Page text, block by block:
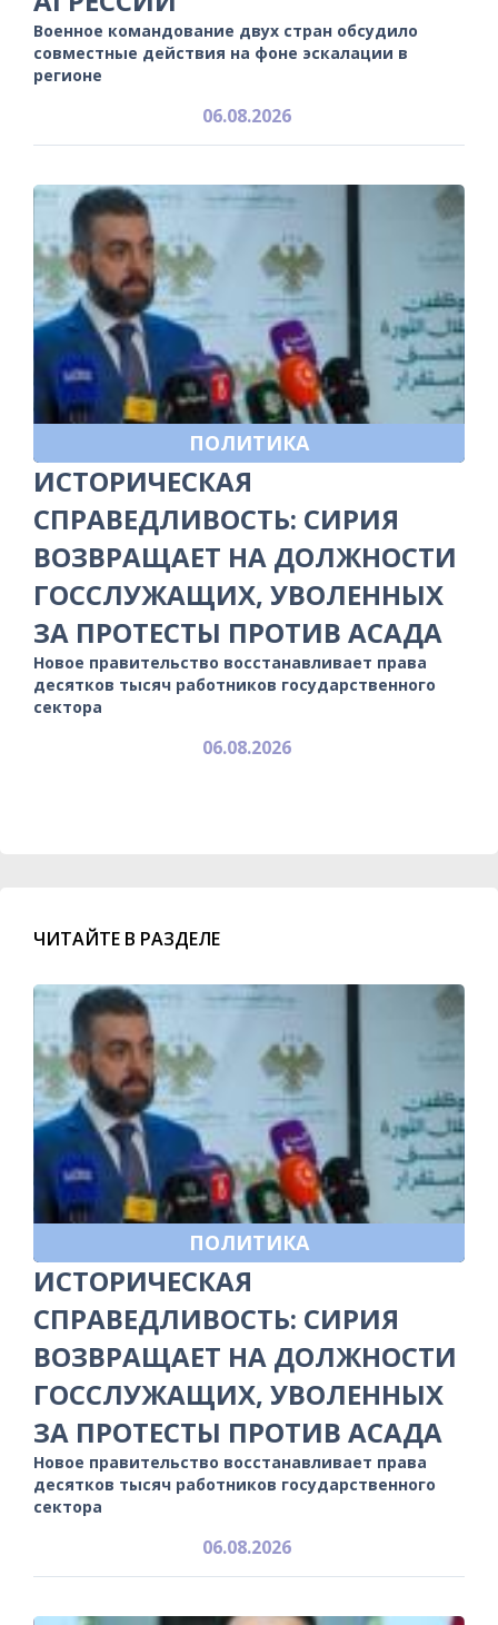
Военное командование двух стран обсудило
совместные действия на фоне эскалации в
регионе
06.08.2026
ПОЛИТИКА
ИСТОРИЧЕСКАЯ
СПРАВЕДЛИВОСТЬ: СИРИЯ
ВОЗВРАЩАЕТ НА ДОЛЖНОСТИ
ГОССЛУЖАЩИХ, УВОЛЕННЫХ
ЗА ПРОТЕСТЫ ПРОТИВ АСАДА
Новое правительство восстанавливает права
десятков тысяч работников государственного
сектора
06.08.2026
ЧИТАЙТЕ В РАЗДЕЛЕ
ПОЛИТИКА
ИСТОРИЧЕСКАЯ
СПРАВЕДЛИВОСТЬ: СИРИЯ
ВОЗВРАЩАЕТ НА ДОЛЖНОСТИ
ГОССЛУЖАЩИХ, УВОЛЕННЫХ
ЗА ПРОТЕСТЫ ПРОТИВ АСАДА
Новое правительство восстанавливает права
десятков тысяч работников государственного
сектора
06.08.2026